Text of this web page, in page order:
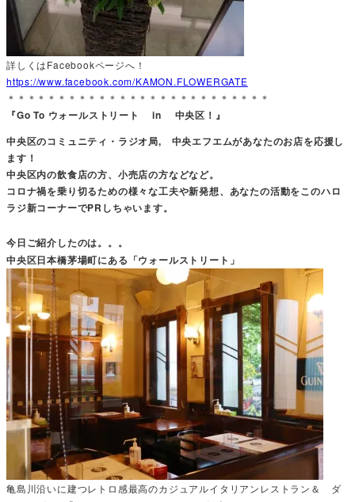
詳しくはFacebookページへ！
https://www.facebook.com/KAMON.FLOWERGATE
＊＊＊＊＊＊＊＊＊＊＊＊＊＊＊＊＊＊＊＊＊＊＊＊＊＊
『Go To ウォールストリート in 中央区！』
中央区のコミュニティ・ラジオ局, 中央エフエムがあなたのお店を応援し
ます！
中央区内の飲食店の方、小売店の方などなど。
コロナ禍を乗り切るための様々な工夫や新発想、あなたの活動をこのハロ
ラジ新コーナーでPRしちゃいます。
今日ご紹介したのは。。。
中央区日本橋茅場町にある「ウォールストリート」
亀島川沿いに建つレトロ感最高のカジュアルイタリアンレストラン＆ ダ